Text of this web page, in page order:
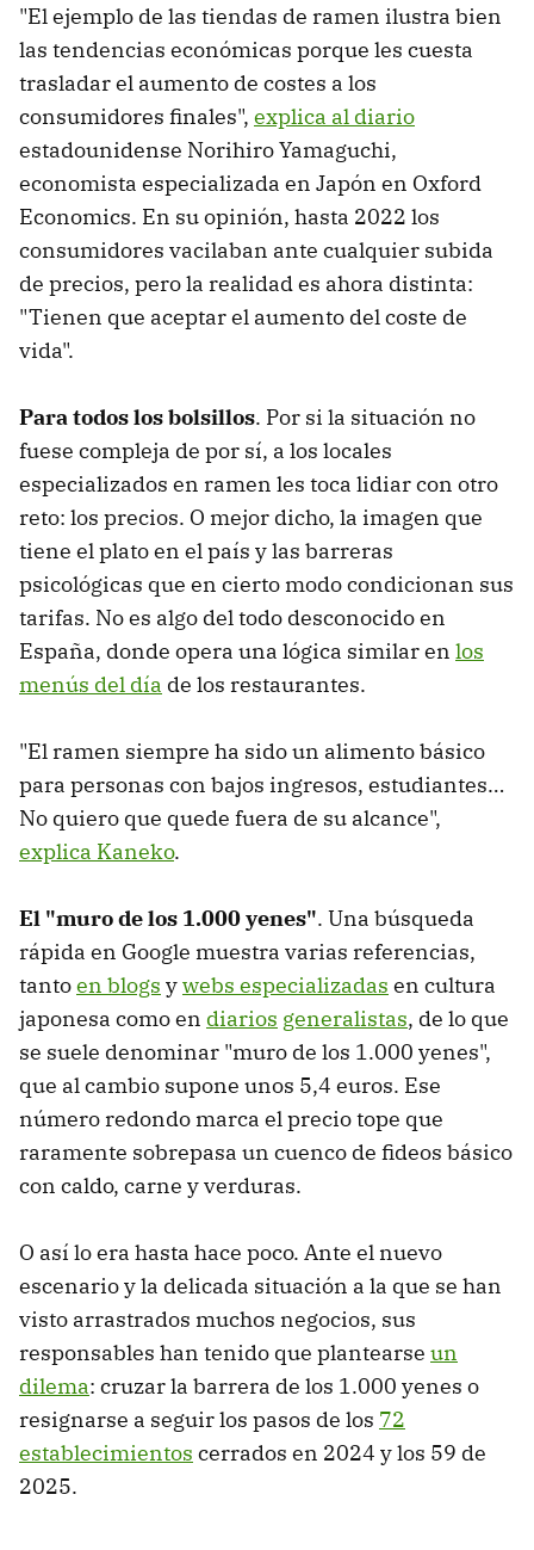
"El ejemplo de las tiendas de ramen ilustra bien
las tendencias económicas porque les cuesta
trasladar el aumento de costes a los
consumidores finales", explica al diario
estadounidense Norihiro Yamaguchi,
economista especializada en Japón en Oxford
Economics. En su opinión, hasta 2022 los
consumidores vacilaban ante cualquier subida
de precios, pero la realidad es ahora distinta:
"Tienen que aceptar el aumento del coste de
vida".
Para todos los bolsillos. Por si la situación no
fuese compleja de por sí, a los locales
especializados en ramen les toca lidiar con otro
reto: los precios. O mejor dicho, la imagen que
tiene el plato en el país y las barreras
psicológicas que en cierto modo condicionan sus
tarifas. No es algo del todo desconocido en
España, donde opera una lógica similar en los
menús del día de los restaurantes.
"El ramen siempre ha sido un alimento básico
para personas con bajos ingresos, estudiantes…
No quiero que quede fuera de su alcance",
explica Kaneko.
El "muro de los 1.000 yenes". Una búsqueda
rápida en Google muestra varias referencias,
tantoen blogs ywebs especializadas en cultura
japonesa como en diarios generalistas, de lo que
se suele denominar "muro de los 1.000 yenes",
que al cambio supone unos 5,4 euros. Ese
número redondo marca el precio tope que
raramente sobrepasa un cuenco de fideos básico
con caldo, carne y verduras.
O así lo era hasta hace poco. Ante el nuevo
escenario y la delicada situación a la que se han
visto arrastrados muchos negocios, sus
responsables han tenido que plantearse un
dilema: cruzar la barrera de los 1.000 yenes o
resignarse a seguir los pasos de los 72
establecimientos cerrados en 2024 y los 59 de
2025.